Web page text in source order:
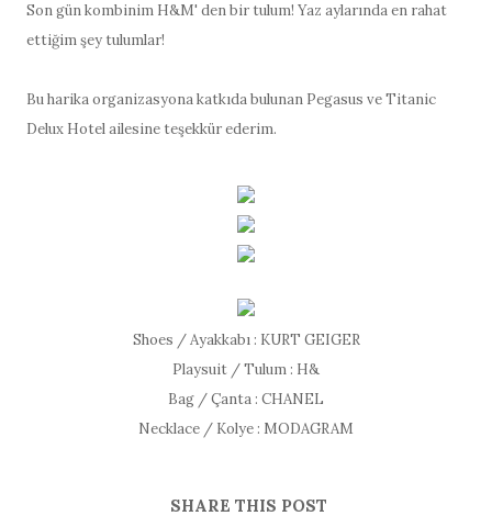
Son gün kombinim H&M' den bir tulum! Yaz aylarında en rahat
ettiğim şey tulumlar!
Bu harika organizasyona katkıda bulunan Pegasus ve Titanic
Delux Hotel ailesine teşekkür ederim.
Shoes / Ayakkabı : KURT GEIGER
Playsuit / Tulum : H&
Bag / Çanta : CHANEL
Necklace / Kolye : MODAGRAM
SHARE THIS POST